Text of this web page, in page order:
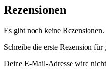
Rezensionen
Es gibt noch keine Rezensionen.
Schreibe die erste Rezension für
Deine E-Mail-Adresse wird